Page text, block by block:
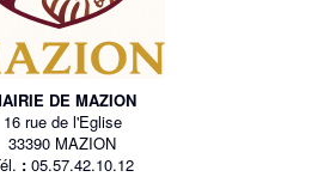
DE MAZION
16 rue de l'Eglise
33390 MAZION
:05.57.42.10.12